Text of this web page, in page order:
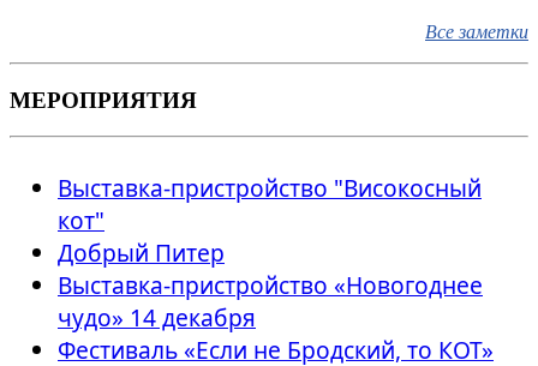
Схема глистогонки для котят с улицы
Паразиты у кошек
Кошки и окна
Кошки и дача
Все заметки
МЕРОПРИЯТИЯ
Выставка-пристройство "Високосный
кот"
Добрый Питер
Выставка-пристройство «Новогоднее
чудо» 14 декабря
Фестиваль «Если не Бродский, то КОТ»